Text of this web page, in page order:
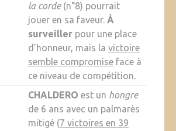
la corde(n°8) pourrait
jouer en sa faveur. À
surveillerpour une place
d’honneur, mais la victoire
semble compromiseface à
ce niveau de compétition.
CHALDERO est un hongre
de 6 ans avec un palmarès
mitigé (7 victoires en 39